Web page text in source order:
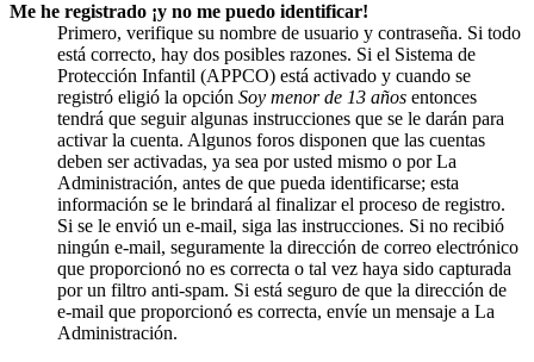
Me he registrado ¡y no me puedo identificar!
Primero, verifique su nombre de usuario y contraseña. Si todo
está correcto, hay dos posibles razones. Si el Sistema de
Protección Infantil (APPCO) está activado y cuando se
registró eligió la opción Soy menor de 13 años entonces
tendrá que seguir algunas instrucciones que se le darán para
activar la cuenta. Algunos foros disponen que las cuentas
deben ser activadas, ya sea por usted mismo o por La
Administración, antes de que pueda identificarse; esta
información se le brindará al finalizar el proceso de registro.
Si se le envió un e-mail, siga las instrucciones. Si no recibió
ningún e-mail, seguramente la dirección de correo electrónico
que proporcionó no es correcta o tal vez haya sido capturada
por un filtro anti-spam. Si está seguro de que la dirección de
e-mail que proporcionó es correcta, envíe un mensaje a La
Administración.